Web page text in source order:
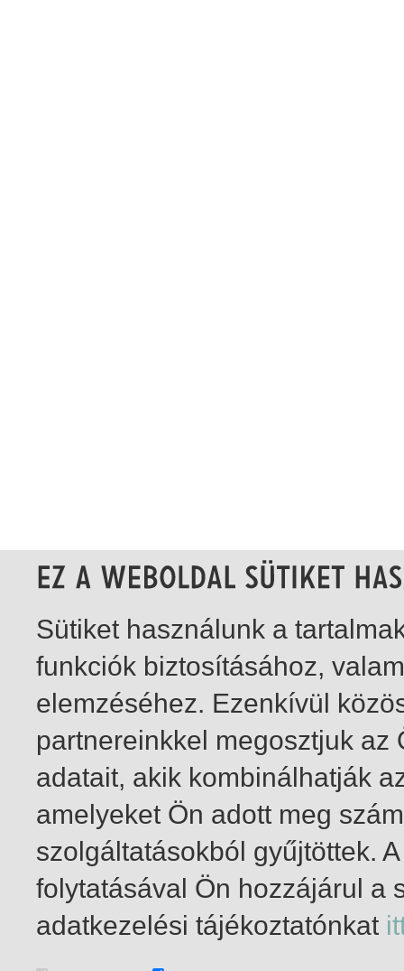
1-1 / total 1 hit
Sütiket használunk a
funkciók biztosításához,
elemzéséhez. Ezenkívül
partnereinkkel megosztjuk
adatait, akik kombinálhatják
amelyeket Ön adott meg
szolgáltatásokból gyűjtöttek.
folytatásával Ön hozzájárul a
adatkezelési tájékoztatónkat